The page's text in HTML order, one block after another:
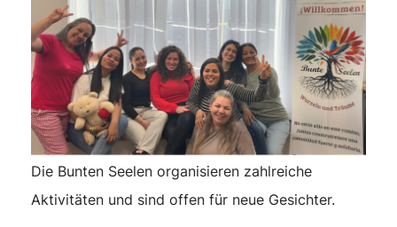
Die Bunten Seelen organisieren zahlreiche
Aktivitäten und sind offen für neue Gesichter.